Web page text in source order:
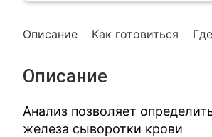
Описание Как готовиться
Описание
Анализ позволяет
железа сыворотки крови